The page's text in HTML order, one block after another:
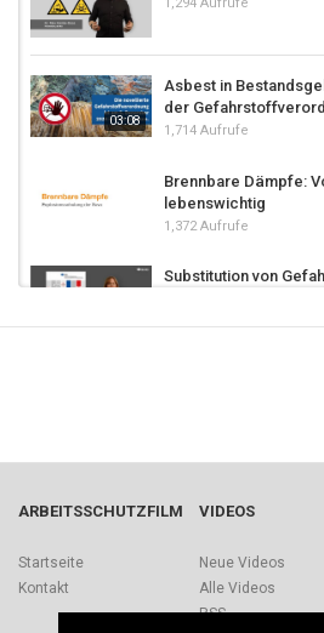
03:08
Asbest in
der
1,714 Aufrufe
Brennbare Dämpfe:
lebenswichtig
1,372 Aufrufe
Substitution von
Mensch und
19.2k Aufrufe
Beispiele für eine
von Gefahrstoffen
1,270 Aufrufe
ARBEITSSCHUTZFILM
Startseite
Kontakt
VIDEOS
Neue Videos
Alle Videos
RSS